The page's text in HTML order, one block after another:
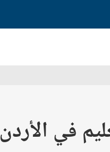
في الأردن